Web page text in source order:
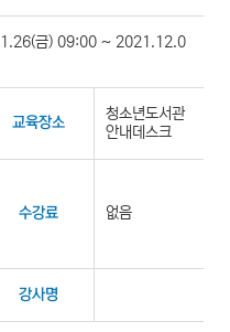
금) 09:00 ~ 2021.12.0
교육장소
청소년도서관
안내데스크
수강료 없음
강사명